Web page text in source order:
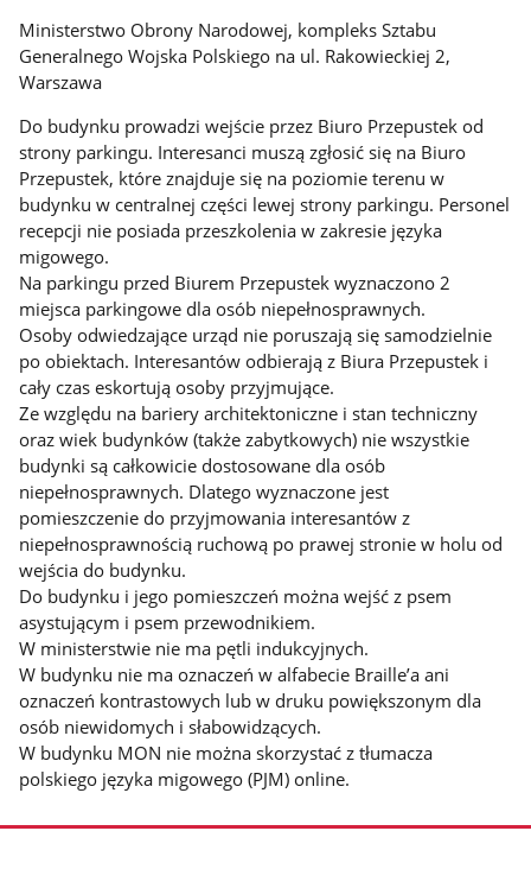
Ministerstwo Obrony Narodowej, kompleks Sztabu
Generalnego Wojska Polskiego na ul. Rakowieckiej 2,
Warszawa
Do budynku prowadzi wejście przez Biuro Przepustek od
strony parkingu. Interesanci muszą zgłosić się na Biuro
Przepustek, które znajduje się na poziomie terenu w
budynku w centralnej części lewej strony parkingu. Personel
recepcji nie posiada przeszkolenia w zakresie języka
migowego.
Na parkingu przed Biurem Przepustek wyznaczono 2
miejsca parkingowe dla osób niepełnosprawnych.
Osoby odwiedzające urząd nie poruszają się samodzielnie
po obiektach. Interesantów odbierają z Biura Przepustek i
cały czas eskortują osoby przyjmujące.
Ze względu na bariery architektoniczne i stan techniczny
oraz wiek budynków (także zabytkowych) nie wszystkie
budynki są całkowicie dostosowane dla osób
niepełnosprawnych. Dlatego wyznaczone jest
pomieszczenie do przyjmowania interesantów z
niepełnosprawnością ruchową po prawej stronie w holu od
wejścia do budynku.
Do budynku i jego pomieszczeń można wejść z psem
asystującym i psem przewodnikiem.
W ministerstwie nie ma pętli indukcyjnych.
W budynku nie ma oznaczeń w alfabecie Braille’a ani
oznaczeń kontrastowych lub w druku powiększonym dla
osób niewidomych i słabowidzących.
W budynku MON nie można skorzystać z tłumacza
polskiego języka migowego (PJM) online.